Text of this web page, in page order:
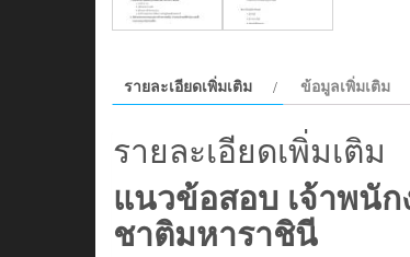
รายละเอียดเพิ่มเติม ข้อมูลเพิ่มเติม
รายละเอียดเพิ่มเติม
แนวข้อสอบ เจ้าพนั
ชาติมหาราชินี